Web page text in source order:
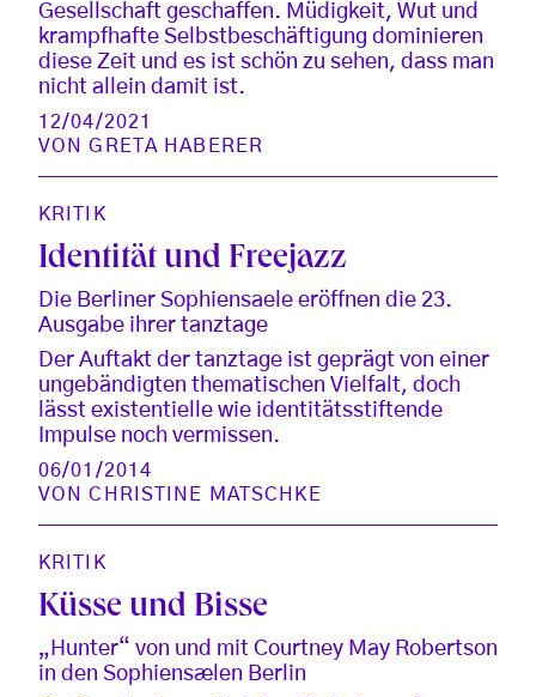
Gesellschaft geschaffen. Müdigkeit, Wut und
krampfhafte Selbstbeschäftigung dominieren
diese Zeit und es ist schön zu sehen, dass man
nicht allein damit ist.
12/04/2021
VONGRETA HABERER
KRITIK
Identität und Freejazz
Die Berliner Sophiensaele eröffnen die 23.
Ausgabe ihrer tanztage
Der Auftakt der tanztage ist geprägt von einer
ungebändigten thematischen Vielfalt, doch
lässt existentielle wie identitätsstiftende
Impulse noch vermissen.
06/01/2014
VONCHRISTINE MATSCHKE
KRITIK
Küsse und Bisse
„Hunter“ von und mit Courtney May Robertson
in den Sophiensælen Berlin